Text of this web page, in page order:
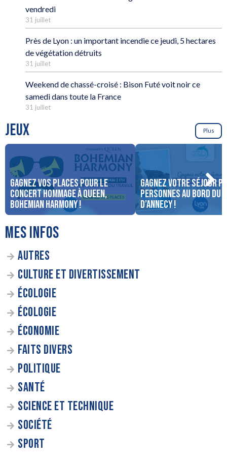
vendredi
31 juillet
Près de Lyon : un important incendie ce jeudi, 5 hectares
de végétation détruits
31 juillet
Weekend de chassé-croisé : Bison Futé voit noir ce
samedi dans toute la France
31 juillet
JEUX Plus
Gagnez vos places pour le
concert Hommage à Queen,
Bohemian Harmony !
Gagnez votre séjour
personnes au bord du
d’Annecy !
MES INFOS
AUTRES
CULTURE ET DIVERTISSEMENT
ÉCOLOGIE
ÉCOLOGIE
ÉCONOMIE
FAITS DIVERS
POLITIQUE
SANTÉ
SCIENCE ET TECHNIQUE
SOCIÉTÉ
SPORT